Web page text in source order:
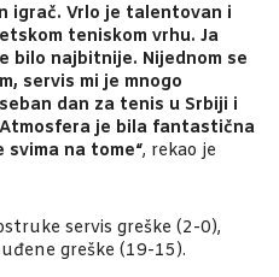
igrač. Vrlo je talentovan i
teniskom vrhu. Ja
bilo najbitnije. Nijednom se
servis mi je mnogo
dan za tenis u Srbiji i
je bila fantastična
svima na tome“, rekao je
servis greške (2-0),
greške (19-15).